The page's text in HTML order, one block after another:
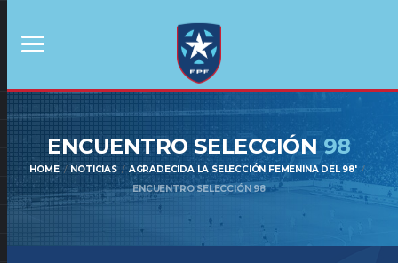
ENCUENTRO SELECCIÓN 98
HOME NOTICIAS
AGRADECIDA LA SELECCIÓN FEMENINA DEL 98′
ENCUENTRO SELECCIÓN 98